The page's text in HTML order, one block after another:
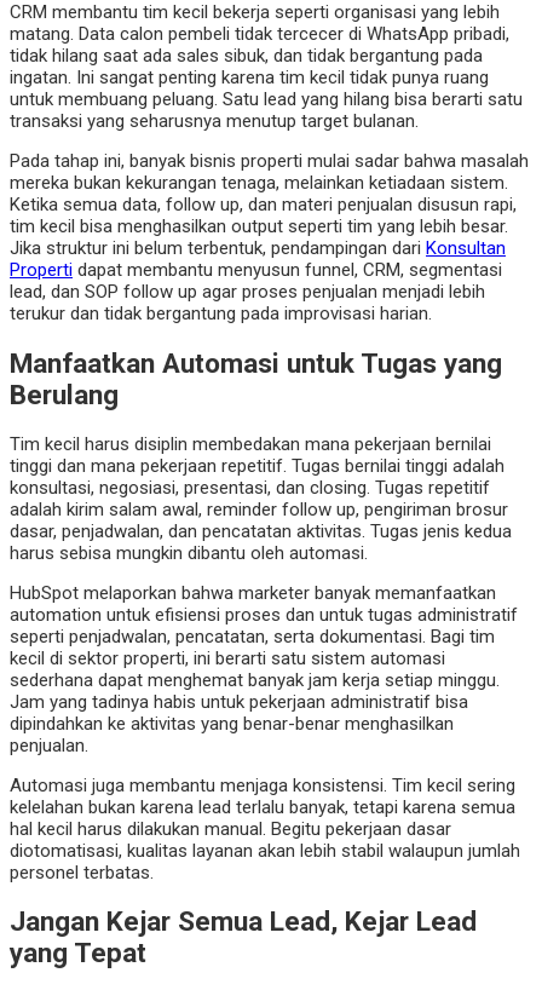
CRM membantu tim kecil bekerja seperti organisasi yang lebih
matang. Data calon pembeli tidak tercecer di WhatsApp pribadi,
tidak hilang saat ada sales sibuk, dan tidak bergantung pada
ingatan. Ini sangat penting karena tim kecil tidak punya ruang
untuk membuang peluang. Satu lead yang hilang bisa berarti satu
transaksi yang seharusnya menutup target bulanan.
Pada tahap ini, banyak bisnis properti mulai sadar bahwa masalah
mereka bukan kekurangan tenaga, melainkan ketiadaan sistem.
Ketika semua data, follow up, dan materi penjualan disusun rapi,
tim kecil bisa menghasilkan output seperti tim yang lebih besar.
Jika struktur ini belum terbentuk, pendampingan dari Konsultan
Properti dapat membantu menyusun funnel, CRM, segmentasi
lead, dan SOP follow up agar proses penjualan menjadi lebih
terukur dan tidak bergantung pada improvisasi harian.
Manfaatkan Automasi untuk Tugas yang
Berulang
Tim kecil harus disiplin membedakan mana pekerjaan bernilai
tinggi dan mana pekerjaan repetitif. Tugas bernilai tinggi adalah
konsultasi, negosiasi, presentasi, dan closing. Tugas repetitif
adalah kirim salam awal, reminder follow up, pengiriman brosur
dasar, penjadwalan, dan pencatatan aktivitas. Tugas jenis kedua
harus sebisa mungkin dibantu oleh automasi.
HubSpot melaporkan bahwa marketer banyak memanfaatkan
automation untuk efisiensi proses dan untuk tugas administratif
seperti penjadwalan, pencatatan, serta dokumentasi. Bagi tim
kecil di sektor properti, ini berarti satu sistem automasi
sederhana dapat menghemat banyak jam kerja setiap minggu.
Jam yang tadinya habis untuk pekerjaan administratif bisa
dipindahkan ke aktivitas yang benar-benar menghasilkan
penjualan.
Automasi juga membantu menjaga konsistensi. Tim kecil sering
kelelahan bukan karena lead terlalu banyak, tetapi karena semua
hal kecil harus dilakukan manual. Begitu pekerjaan dasar
diotomatisasi, kualitas layanan akan lebih stabil walaupun jumlah
personel terbatas.
Jangan Kejar Semua Lead, Kejar Lead
yang Tepat